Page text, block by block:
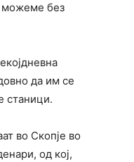
можеме без
да им се
станици.
во Скопје во
од кој,